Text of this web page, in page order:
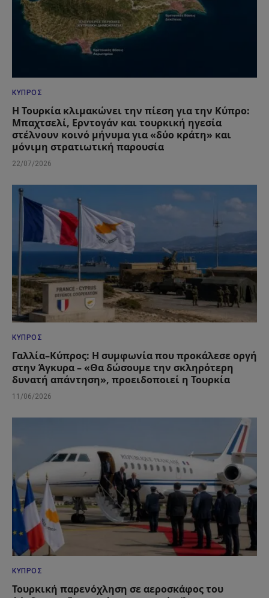
ΚΎΠΡΟΣ
Η Τουρκία κλιμακώνει την πίεση για την Κύπρο:
Μπαχτσελί, Ερντογάν και τουρκική ηγεσία
στέλνουν κοινό μήνυμα για «δύο κράτη» και
μόνιμη στρατιωτική παρουσία
22/07/2026
ΚΎΠΡΟΣ
Γαλλία–Κύπρος: Η συμφωνία που προκάλεσε οργή
στην Άγκυρα – «Θα δώσουμε την σκληρότερη
δυνατή απάντηση», προειδοποιεί η Τουρκία
11/06/2026
ΚΎΠΡΟΣ
Τουρκική παρενόχληση σε αεροσκάφος του